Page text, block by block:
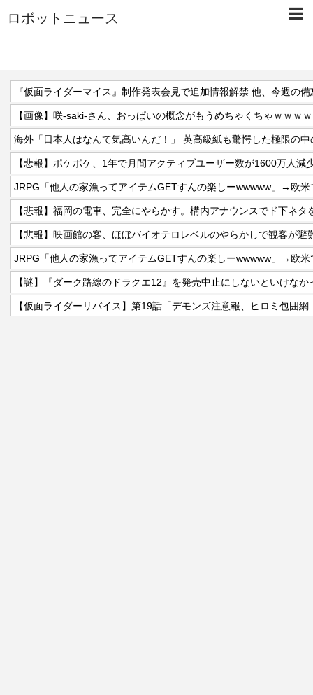
ロボットニュース
【画像】咲-saki-さん、おっぱいの概念がもうめちゃくちゃｗｗｗ
【悲報】ポケポケ、1年で月間アクティブユーザー数が1600万人
JRPG「他人の家漁ってアイテムGETすんの楽しーwwwww」→欧
【悲報】福岡の電車、完全にやらかす。構内アナウンスでド下ネタ
【悲報】映画館の客、ほぼバイオテロレベルのやらかしで観客が避
JRPG「他人の家漁ってアイテムGETすんの楽しーwwwww」→欧
【仮面ライダーリバイス】第19話「デモンズ注意報、ヒロミ包囲網